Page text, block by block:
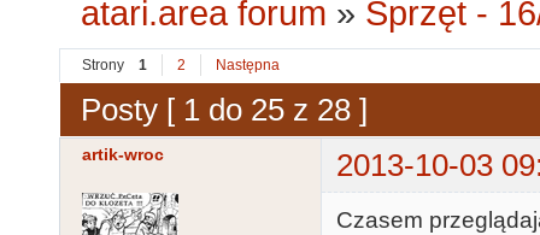
atari.area forum » Sprzęt -
Strony 1 2 Następna
Posty [ 1 do 25 z 28 ]
artik-wroc 2013-10-03
Czasem